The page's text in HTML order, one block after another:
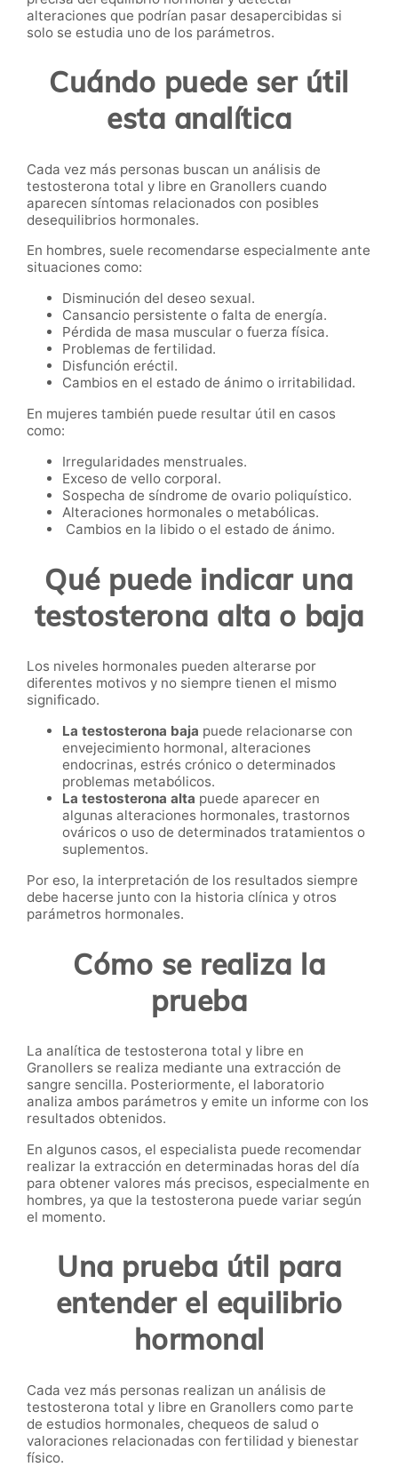
alteraciones que podrían pasar desapercibidas si
solo se estudia uno de los parámetros.
Cuándo puede ser útil
esta analítica
Cada vez más personas buscan un análisis de
testosterona total y libre en Granollers cuando
aparecen síntomas relacionados con posibles
desequilibrios hormonales.
En hombres, suele recomendarse especialmente ante
situaciones como:
Disminución del deseo sexual.
Cansancio persistente o falta de energía.
Pérdida de masa muscular o fuerza física.
Problemas de fertilidad.
Disfunción eréctil.
Cambios en el estado de ánimo o irritabilidad.
En mujeres también puede resultar útil en casos
como:
Irregularidades menstruales.
Exceso de vello corporal.
Sospecha de síndrome de ovario poliquístico.
Alteraciones hormonales o metabólicas.
Cambios en la libido o el estado de ánimo.
Qué puede indicar una
testosterona alta o baja
Los niveles hormonales pueden alterarse por
diferentes motivos y no siempre tienen el mismo
significado.
La testosterona baja puede relacionarse con
envejecimiento hormonal, alteraciones
endocrinas, estrés crónico o determinados
problemas metabólicos.
La testosterona alta puede aparecer en
algunas alteraciones hormonales, trastornos
ováricos o uso de determinados tratamientos o
suplementos.
Por eso, la interpretación de los resultados siempre
debe hacerse junto con la historia clínica y otros
parámetros hormonales.
Cómo se realiza la
prueba
La analítica de testosterona total y libre en
Granollers se realiza mediante una extracción de
sangre sencilla. Posteriormente, el laboratorio
analiza ambos parámetros y emite un informe con los
resultados obtenidos.
En algunos casos, el especialista puede recomendar
realizar la extracción en determinadas horas del día
para obtener valores más precisos, especialmente en
hombres, ya que la testosterona puede variar según
el momento.
Una prueba útil para
entender el equilibrio
hormonal
Cada vez más personas realizan un análisis de
testosterona total y libre en Granollers como parte
de estudios hormonales, chequeos de salud o
valoraciones relacionadas con fertilidad y bienestar
físico.